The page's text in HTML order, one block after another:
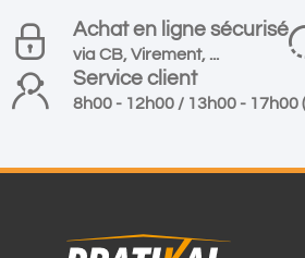
Achat en ligne sécurisé
via CB, Virement, ...
Service client
8h00 - 12h00 / 13h00 - 17h00